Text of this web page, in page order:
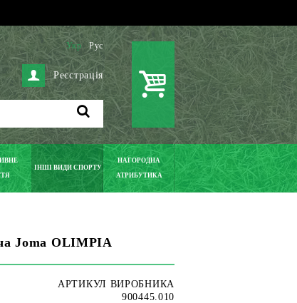
Укр Рус
Реєстрація
ІНШІ ВИДИ СПОРТУ
НАГОРОДНА
АТРИБУТИКА
Joma OLIMPIA
АРТИКУЛ ВИРОБНИКА
900445.010